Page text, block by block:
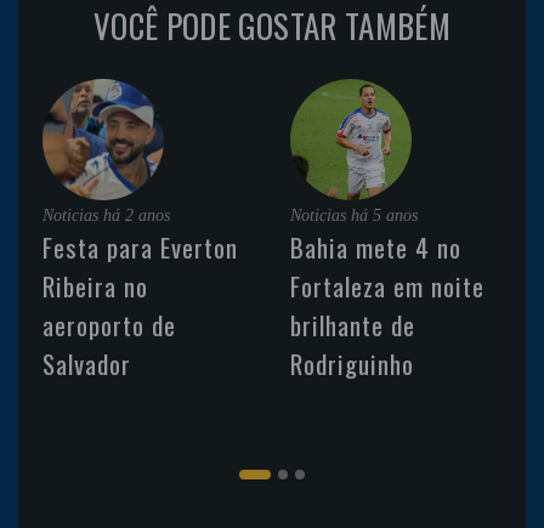
VOCÊ PODE GOSTAR TAMBÉM
Noticias há 2 anos
Festa para Everton
Ribeira no
aeroporto de
Salvador
Noticias há 5 anos
Bahia mete 4 no
Fortaleza em noite
brilhante de
Rodriguinho